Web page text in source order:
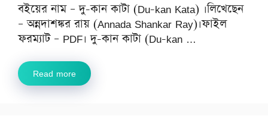
বইয়ের নাম – দু-কান কাটা (Du-kan Kata) ।লিখেছেন
– অন্নদাশঙ্কর রায় (Annada Shankar Ray)।ফাইল
ফরম্যাট – PDF। দু-কান কাটা (Du-kan …
Read more